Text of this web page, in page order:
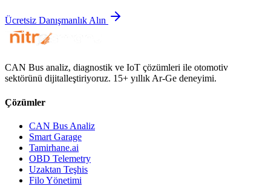
Ücretsiz Danışmanlık Alın
CAN Bus analiz, diagnostik ve IoT çözümleri ile otomotiv
sektörünü dijitalleştiriyoruz. 15+ yıllık Ar-Ge deneyimi.
Çözümler
CAN Bus Analiz
Smart Garage
Tamirhane.ai
OBD Telemetry
Uzaktan Teşhis
Filo Yönetimi